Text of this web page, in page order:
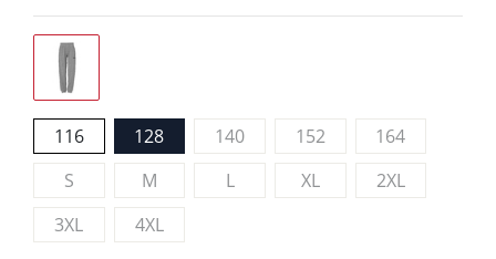
116 128 140 152
164
S
M L XL
2XL
3XL
4XL